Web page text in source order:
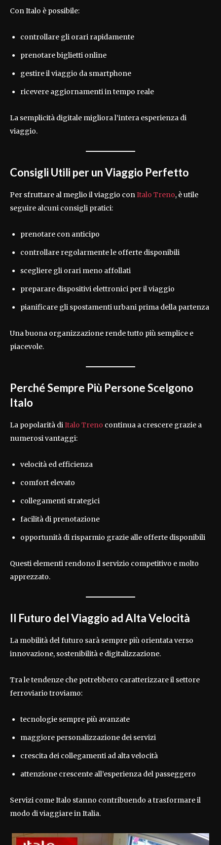
Con Italo è possibile:
controllare gli orari rapidamente
prenotare biglietti online
gestire il viaggio da smartphone
ricevere aggiornamenti in tempo reale
La semplicità digitale migliora l’intera esperienza di
viaggio.
Consigli Utili per un Viaggio Perfetto
Per sfruttare al meglio il viaggio con Italo Treno, è utile
seguire alcuni consigli pratici:
prenotare con anticipo
controllare regolarmente le offerte disponibili
scegliere gli orari meno affollati
preparare dispositivi elettronici per il viaggio
pianificare gli spostamenti urbani prima della partenza
Una buona organizzazione rende tutto più semplice e
piacevole.
Perché Sempre Più Persone Scelgono
Italo
La popolarità di Italo Treno continua a crescere grazie a
numerosi vantaggi:
velocità ed efficienza
comfort elevato
collegamenti strategici
facilità di prenotazione
opportunità di risparmio grazie alle offerte disponibili
Questi elementi rendono il servizio competitivo e molto
apprezzato.
Il Futuro del Viaggio ad Alta Velocità
La mobilità del futuro sarà sempre più orientata verso
innovazione, sostenibilità e digitalizzazione.
Tra le tendenze che potrebbero caratterizzare il settore
ferroviario troviamo:
tecnologie sempre più avanzate
maggiore personalizzazione dei servizi
crescita dei collegamenti ad alta velocità
attenzione crescente all’esperienza del passeggero
Servizi come Italo stanno contribuendo a trasformare il
modo di viaggiare in Italia.